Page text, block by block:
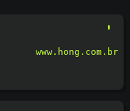
www.hong.com.br